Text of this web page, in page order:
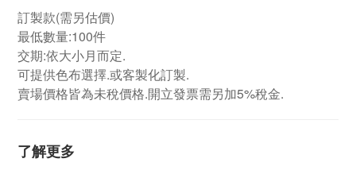
訂製款(需另估價)
最低數量:100件
交期:依大小月而定.
可提供色布選擇.或客製化訂製.
賣場價格皆為未稅價格.開立發票需另加5%稅金.
了解更多